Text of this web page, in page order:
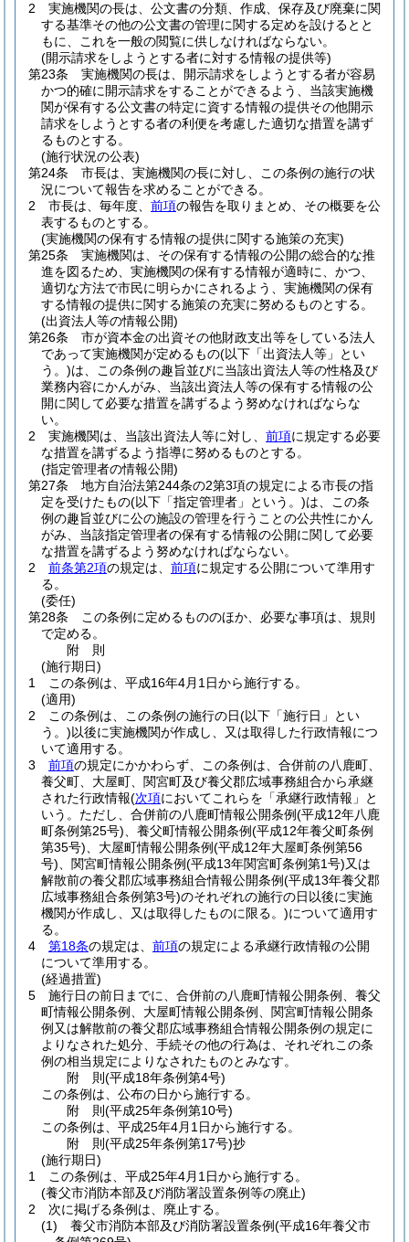
2
実施機関の長は、公文書の分類、作成、保存及び廃棄に関
する基準その他の公文書の管理に関する定めを設けるとと
もに、これを一般の閲覧に供しなければならない。
(開示請求をしようとする者に対する情報の提供等)
第23条
実施機関の長は、開示請求をしようとする者が容易
かつ的確に開示請求をすることができるよう、当該実施機
関が保有する公文書の特定に資する情報の提供その他開示
請求をしようとする者の利便を考慮した適切な措置を講ず
るものとする。
(施行状況の公表)
第24条
市長は、実施機関の長に対し、この条例の施行の状
況について報告を求めることができる。
2
市長は、毎年度、 前項の報告を取りまとめ、その概要を公
表するものとする。
(実施機関の保有する情報の提供に関する施策の充実)
第25条
実施機関は、その保有する情報の公開の総合的な推
進を図るため、実施機関の保有する情報が適時に、かつ、
適切な方法で市民に明らかにされるよう、実施機関の保有
する情報の提供に関する施策の充実に努めるものとする。
(出資法人等の情報公開)
第26条
市が資本金の出資その他財政支出等をしている法人
であって実施機関が定めるもの(以下「出資法人等」とい
う。)は、この条例の趣旨並びに当該出資法人等の性格及び
業務内容にかんがみ、当該出資法人等の保有する情報の公
開に関して必要な措置を講ずるよう努めなければならな
い。
2
実施機関は、当該出資法人等に対し、 前項に規定する必要
な措置を講ずるよう指導に努めるものとする。
(指定管理者の情報公開)
第27条
地方自治法第244条の2第3項の規定による市長の指
定を受けたもの(以下「指定管理者」という。)は、この条
例の趣旨並びに公の施設の管理を行うことの公共性にかん
がみ、当該指定管理者の保有する情報の公開に関して必要
な措置を講ずるよう努めなければならない。
2
前条第2項の規定は、 前項に規定する公開について準用す
る。
(委任)
第28条
この条例に定めるもののほか、必要な事項は、規則
で定める。
附 則
(施行期日)
1
この条例は、平成16年4月1日から施行する。
(適用)
2
この条例は、この条例の施行の日(以下「施行日」とい
う。)以後に実施機関が作成し、又は取得した行政情報につ
いて適用する。
3
前項の規定にかかわらず、この条例は、合併前の八鹿町、
養父町、大屋町、関宮町及び養父郡広域事務組合から承継
された行政情報(次項においてこれらを「承継行政情報」と
いう。ただし、合併前の八鹿町情報公開条例(平成12年八鹿
町条例第25号) 、養父町情報公開条例(平成12年養父町条例
第35号) 、大屋町情報公開条例(平成12年大屋町条例第56
号) 、関宮町情報公開条例(平成13年関宮町条例第1号)又は
解散前の養父郡広域事務組合情報公開条例(平成13年養父郡
広域事務組合条例第3号)のそれぞれの施行の日以後に実施
機関が作成し、又は取得したものに限る。)について適用す
る。
4
第18条の規定は、 前項の規定による承継行政情報の公開
について準用する。
(経過措置)
5
施行日の前日までに、合併前の八鹿町情報公開条例、養父
町情報公開条例、大屋町情報公開条例、関宮町情報公開条
例又は解散前の養父郡広域事務組合情報公開条例の規定に
よりなされた処分、手続その他の行為は、それぞれこの条
例の相当規定によりなされたものとみなす。
附 則(平成18年条例第4号)
この条例は、公布の日から施行する。
附 則(平成25年条例第10号)
この条例は、平成25年4月1日から施行する。
附 則(平成25年条例第17号)抄
(施行期日)
1
この条例は、平成25年4月1日から施行する。
(養父市消防本部及び消防署設置条例等の廃止)
2
次に掲げる条例は、廃止する。
(1)
養父市消防本部及び消防署設置条例(平成16年養父市